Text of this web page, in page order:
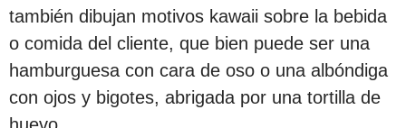
también dibujan motivos kawaii sobre la bebida
o comida del cliente, que bien puede ser una
hamburguesa con cara de oso o una albóndiga
con ojos y bigotes, abrigada por una tortilla de